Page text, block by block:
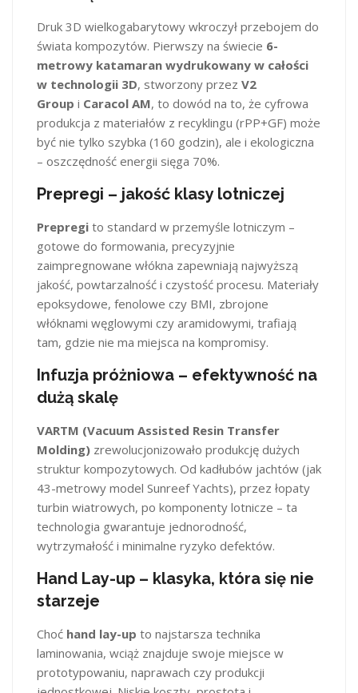
Druk 3D wielkogabarytowy wkroczył przebojem do
świata kompozytów. Pierwszy na świecie 6-
metrowy katamaran wydrukowany w całości
w technologii 3D, stworzony przez V2
Group i Caracol AM, to dowód na to, że cyfrowa
produkcja z materiałów z recyklingu (rPP+GF) może
być nie tylko szybka (160 godzin), ale i ekologiczna
– oszczędność energii sięga 70%.
Prepregi – jakość klasy lotniczej
Prepregi to standard w przemyśle lotniczym –
gotowe do formowania, precyzyjnie
zaimpregnowane włókna zapewniają najwyższą
jakość, powtarzalność i czystość procesu. Materiały
epoksydowe, fenolowe czy BMI, zbrojone
włóknami węglowymi czy aramidowymi, trafiają
tam, gdzie nie ma miejsca na kompromisy.
Infuzja próżniowa – efektywność na
dużą skalę
VARTM (Vacuum Assisted Resin Transfer
Molding) zrewolucjonizowało produkcję dużych
struktur kompozytowych. Od kadłubów jachtów (jak
43-metrowy model Sunreef Yachts), przez łopaty
turbin wiatrowych, po komponenty lotnicze – ta
technologia gwarantuje jednorodność,
wytrzymałość i minimalne ryzyko defektów.
Hand Lay-up – klasyka, która się nie
starzeje
Choć hand lay-up to najstarsza technika
laminowania, wciąż znajduje swoje miejsce w
prototypowaniu, naprawach czy produkcji